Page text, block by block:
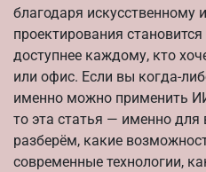
благодаря искусственному
проектирования
доступнее каждому, кто
или офис. Если вы когда-
именно можно применить
то эта статья — именно
разберём, какие
современные технологии,